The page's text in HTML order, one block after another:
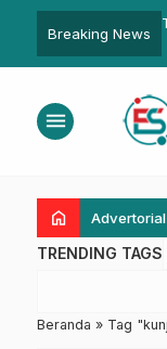
Breaking News
Izin dan Limbah PT
DLH
menu
home Advertorial
TRENDING TAGS
Beranda » Tag